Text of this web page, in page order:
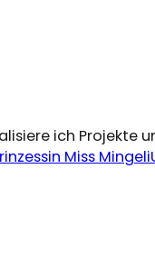
ich Projekte
Miss Mingeli